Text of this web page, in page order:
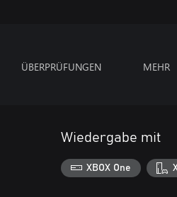
ÜBERPRÜFUNGEN MEHR
Wiedergabe mit
XBOX One